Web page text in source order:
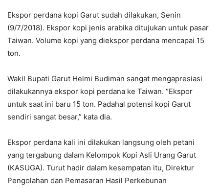
Ekspor perdana kopi Garut sudah dilakukan, Senin
(9/7/2018). Ekspor kopi jenis arabika ditujukan untuk pasar
Taiwan. Volume kopi yang diekspor perdana mencapai 15
ton.
Wakil Bupati Garut Helmi Budiman sangat mengapresiasi
dilakukannya ekspor kopi perdana ke Taiwan. “Ekspor
untuk saat ini baru 15 ton. Padahal potensi kopi Garut
sendiri sangat besar,” kata dia.
Ekspor perdana kali ini dilakukan langsung oleh petani
yang tergabung dalam Kelompok Kopi Asli Urang Garut
(KASUGA). Turut hadir dalam kesempatan itu, Direktur
Pengolahan dan Pemasaran Hasil Perkebunan